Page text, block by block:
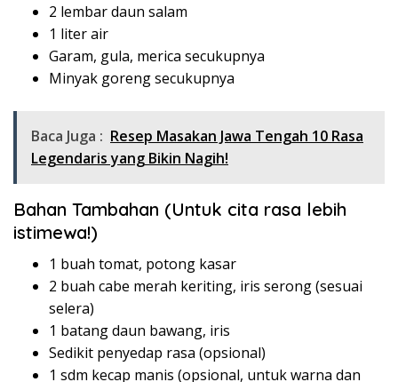
2 lembar daun salam
1 liter air
Garam, gula, merica secukupnya
Minyak goreng secukupnya
Baca Juga : Resep Masakan Jawa Tengah 10 Rasa
Legendaris yang Bikin Nagih!
Bahan Tambahan (Untuk cita rasa lebih
istimewa!)
1 buah tomat, potong kasar
2 buah cabe merah keriting, iris serong (sesuai
selera)
1 batang daun bawang, iris
Sedikit penyedap rasa (opsional)
1 sdm kecap manis (opsional, untuk warna dan